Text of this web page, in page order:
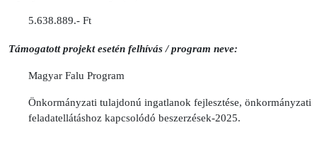
5.638.889.- Ft
Támogatott projekt esetén felhívás / program neve:
Magyar Falu Program
Önkormányzati tulajdonú ingatlanok fejlesztése, önkormányzati
feladatellátáshoz kapcsolódó beszerzések-2025.